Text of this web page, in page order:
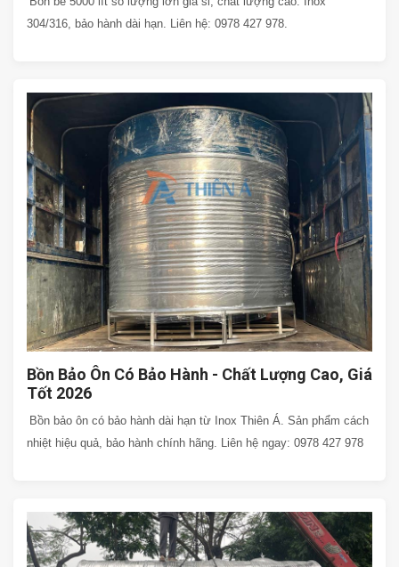
304/316, bảo hành dài hạn. Liên hệ: 0978 427 978.
Bồn Bảo Ôn Có Bảo Hành - Chất Lượng Cao, Giá
Tốt 2026
Bồn bảo ôn có bảo hành dài hạn từ Inox Thiên Á. Sản phẩm cách
nhiệt hiệu quả, bảo hành chính hãng. Liên hệ ngay: 0978 427 978